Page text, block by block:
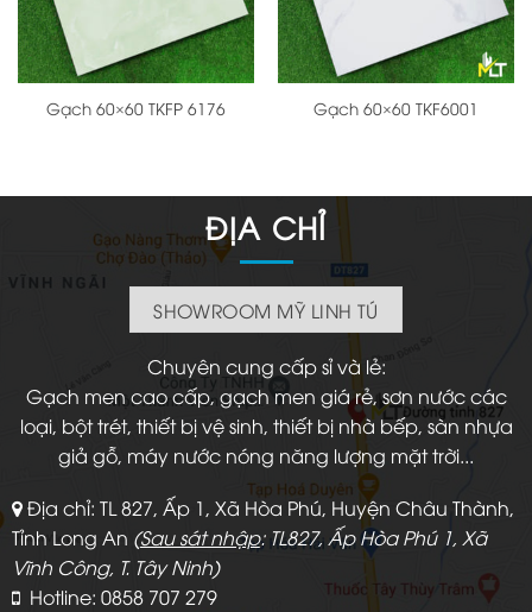
Gạch 60×60 TKFP 6176 Gạch 60×60 TKF6001
ĐỊA CHỈ
SHOWROOM MỸ LINH TÚ
Chuyên cung cấp sỉ và lẻ:
Gạch men cao cấp, gạch men giá rẻ, sơn nước các
loại, bột trét, thiết bị vệ sinh, thiết bị nhà bếp, sàn nhựa
giả gỗ, máy nước nóng năng lượng mặt trời...
Địa chỉ: TL 827, Ấp 1, Xã Hòa Phú, Huyện Châu Thành,
Tỉnh Long An (Sau sát nhập: TL827, Ấp Hòa Phú 1, Xã
Vĩnh Công, T. Tây Ninh)
Hotline: 0858 707 279